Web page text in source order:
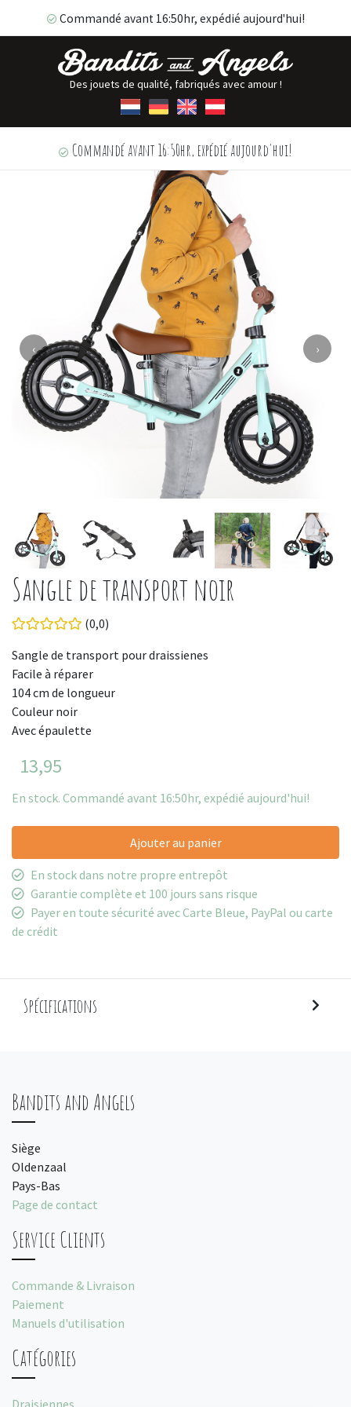
Commandé avant 16:50hr, expédié aujourd'hui!
Des jouets de qualité, fabriqués avec amour !
Commandé avant 16:50hr, expédié aujourd'hui!
‹ ›
Sangle de transport noir
(0,0)
Sangle de transport pour draissienes
Facile à réparer
104 cm de longueur
Couleur noir
Avec épaulette
13,95
En stock. Commandé avant 16:50hr, expédié aujourd'hui!
Ajouter au panier
En stock dans notre propre entrepôt
Garantie complète et 100 jours sans risque
Payer en toute sécurité avec Carte Bleue, PayPal ou carte
de crédit
Spécifications
Bandits and Angels
Siège
Oldenzaal
Pays-Bas
Page de contact
Service Clients
Commande & Livraison
Paiement
Manuels d'utilisation
Catégories